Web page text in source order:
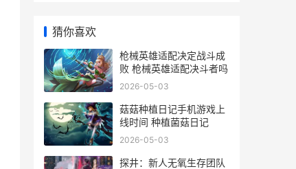
猜你喜欢
枪械英雄适配决定战斗成
败 枪械英雄适配决斗者吗
2026-05-03
菇菇种植日记手机游戏上
线时间 种植菌菇日记
2026-05-03
探井：新人无氧生存团队